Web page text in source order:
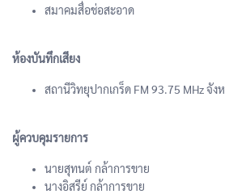
สมาคมสื่อช่อสะอาด
ห้องบันทึกเสียง
สถานีวิทยุปากเกร็ด FM 93.75 MHz จั
ผู้ควบคุมรายการ
นายสุทนต์ กล้าการขาย
นางอิสรีย์ กล้าการขาย